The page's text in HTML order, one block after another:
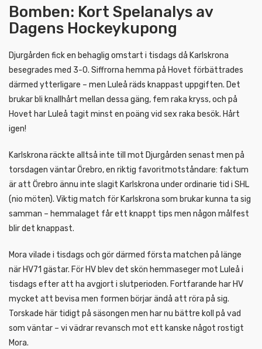
Bomben: Kort Spelanalys av
Dagens Hockeykupong
Djurgården fick en behaglig omstart i tisdags då Karlskrona
besegrades med 3-0. Siffrorna hemma på Hovet förbättrades
därmed ytterligare – men Luleå räds knappast uppgiften. Det
brukar bli knallhårt mellan dessa gäng, fem raka kryss, och på
Hovet har Luleå tagit minst en poäng vid sex raka besök. Hårt
igen!
Karlskrona räckte alltså inte till mot Djurgården senast men på
torsdagen väntar Örebro, en riktig favoritmotståndare: faktum
är att Örebro ännu inte slagit Karlskrona under ordinarie tid i SHL
(nio möten). Viktig match för Karlskrona som brukar kunna ta sig
samman – hemmalaget får ett knappt tips men någon målfest
blir det knappast.
Mora vilade i tisdags och gör därmed första matchen på länge
när HV71 gästar. För HV blev det skön hemmaseger mot Luleå i
tisdags efter att ha avgjort i slutperioden. Fortfarande har HV
mycket att bevisa men formen börjar ändå att röra på sig.
Torskade här tidigt på säsongen men har nu bättre koll på vad
som väntar – vi vädrar revansch mot ett kanske något rostigt
Mora.